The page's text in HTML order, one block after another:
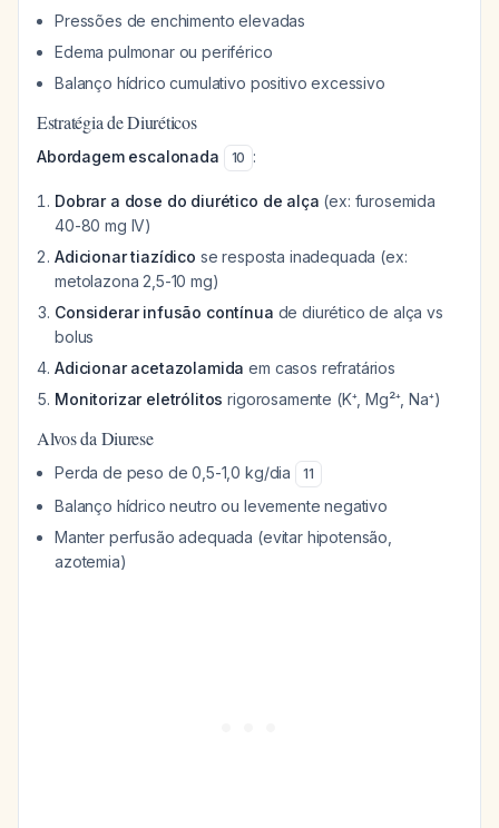
Pressões de enchimento elevadas
Edema pulmonar ou periférico
Balanço hídrico cumulativo positivo excessivo
Estratégia de Diuréticos
Abordagem escalonada 10 :
Dobrar a dose do diurético de alça (ex: furosemida
40-80 mg IV)
Adicionar tiazídico se resposta inadequada (ex:
metolazona 2,5-10 mg)
Considerar infusão contínua de diurético de alça vs
bolus
Adicionar acetazolamida em casos refratários
Monitorizar eletrólitos rigorosamente (K⁺, Mg²⁺, Na⁺)
Alvos da Diurese
Perda de peso de 0,5-1,0 kg/dia 11
Balanço hídrico neutro ou levemente negativo
Manter perfusão adequada (evitar hipotensão,
azotemia)